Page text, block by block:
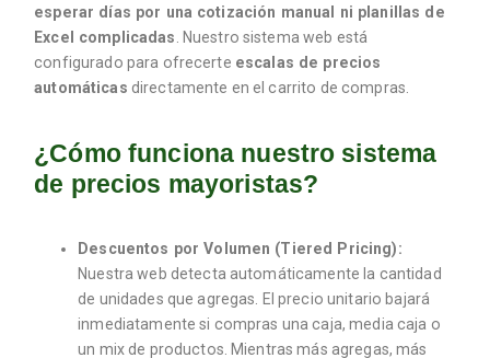
esperar días por una cotización manual ni planillas de
Excel complicadas . Nuestro sistema web está
configurado para ofrecerte escalas de precios
automáticas directamente en el carrito de compras.
¿Cómo funciona nuestro sistema
de precios mayoristas?
Descuentos por Volumen (Tiered Pricing):
Nuestra web detecta automáticamente la cantidad
de unidades que agregas. El precio unitario bajará
inmediatamente si compras una caja, media caja o
un mix de productos. Mientras más agregas, más